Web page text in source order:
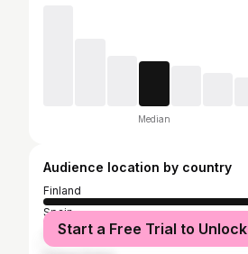
Median
Audience location by country
Finland
Spain
Germany
Start a Free Trial to Unlock